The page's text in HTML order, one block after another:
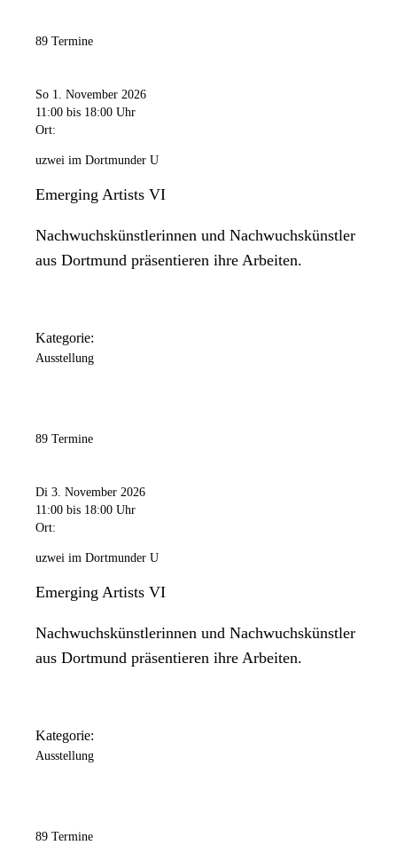
89 Termine
So 1. November 2026
11:00 bis 18:00 Uhr
Ort:
uzwei im Dortmunder U
Emerging Artists VI
Nachwuchskünstlerinnen und Nachwuchskünstler
aus Dortmund präsentieren ihre Arbeiten.
Kategorie:
Ausstellung
89 Termine
Di 3. November 2026
11:00 bis 18:00 Uhr
Ort:
uzwei im Dortmunder U
Emerging Artists VI
Nachwuchskünstlerinnen und Nachwuchskünstler
aus Dortmund präsentieren ihre Arbeiten.
Kategorie:
Ausstellung
89 Termine